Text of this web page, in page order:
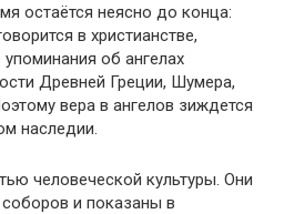
остаётся неясно до конца:
в христианстве,
об ангелах
Древней Греции, Шумера,
вера в ангелов зиждется
наследии.
человеческой культуры. Они
и показаны в